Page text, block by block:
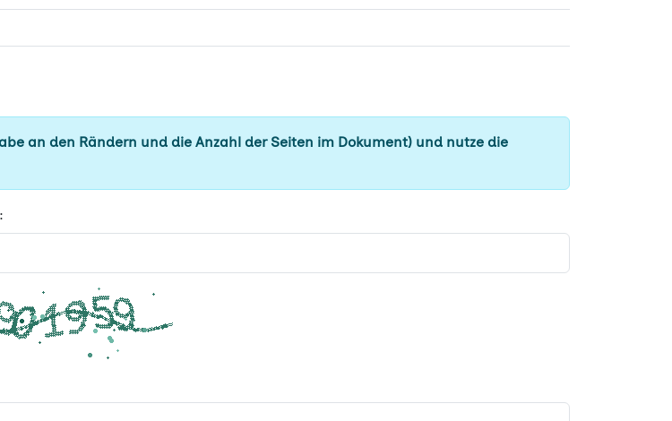
an den Rändern und die Anzahl der Seiten im Dokument) und nutze die